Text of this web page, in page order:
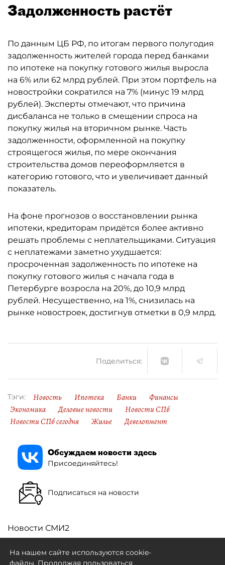
Задолженность растёт
По данным ЦБ РФ, по итогам первого полугодия
задолженность жителей города перед банками
по ипотеке на покупку готового жилья выросла
на 6% или 62 млрд рублей. При этом портфель на
новостройки сократился на 7% (минус 19 млрд
рублей). Эксперты отмечают, что причина
дисбаланса не только в смещении спроса на
покупку жилья на вторичном рынке. Часть
задолженности, оформленной на покупку
строящегося жилья, по мере окончания
строительства домов переоформляется в
категорию готового, что и увеличивает данный
показатель.
На фоне прогнозов о восстановлении рынка
ипотеки, кредиторам придётся более активно
решать проблемы с неплательщиками. Ситуация
с неплатежами заметно ухудшается:
просроченная задолженность по ипотеке на
покупку готового жилья с начала года в
Петербурге возросла на 20%, до 10,9 млрд
рублей. Несущественно, на 1%, снизилась на
рынке новостроек, достигнув отметки в 0,9 млрд.
Поделиться:
Тэги: Новость Ипотека Банки
Финансы
Экономика
Деловые новости
Новости СПб
Новости СПб сегодня
Жилье Девелопмент
Обсуждаем новости здесь
Присоединяйтесь!
Подписаться на новости
Новости СМИ2
На нашем сайте используются cookie-
файлы. Продолжая пользоваться